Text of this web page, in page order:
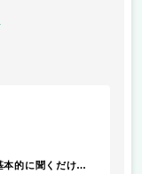
教科書無くても受講可でした。基本的に聞くだけなので楽です